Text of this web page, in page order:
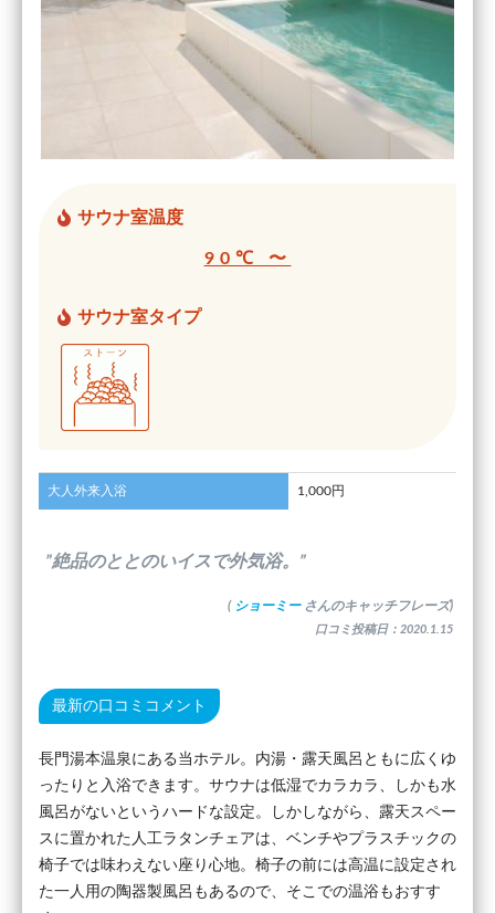
サウナ室温度
90℃ 〜
サウナ室タイプ
大人外来入浴 1,000円
”絶品のととのいイスで外気浴。”
( ショーミー さんのキャッチフレーズ)
口コミ投稿日：2020.1.15
最新の口コミコメント
長門湯本温泉にある当ホテル。内湯・露天風呂ともに広くゆ
ったりと入浴できます。サウナは低湿でカラカラ、しかも水
風呂がないというハードな設定。しかしながら、露天スペー
スに置かれた人工ラタンチェアは、ベンチやプラスチックの
椅子では味わえない座り心地。椅子の前には高温に設定され
た一人用の陶器製風呂もあるので、そこでの温浴もおすす